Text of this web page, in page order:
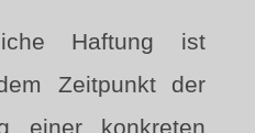
Haftung ist
Zeitpunkt der
einer konkreten